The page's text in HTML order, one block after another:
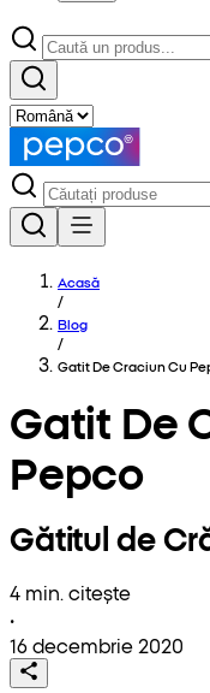
Acasă
/
Blog
/
Gatit De Craciun Cu
Gatit De
Pepco
Gătitul de
4 min. citește
•
16 decembrie 2020